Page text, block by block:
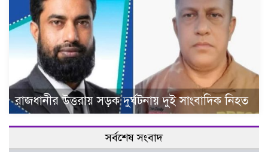
রাজধানীর উত্তরায় সড়ক দুর্ঘটনায় দুই সাংবাদিক নিহত
সর্বশেষ সংবাদ